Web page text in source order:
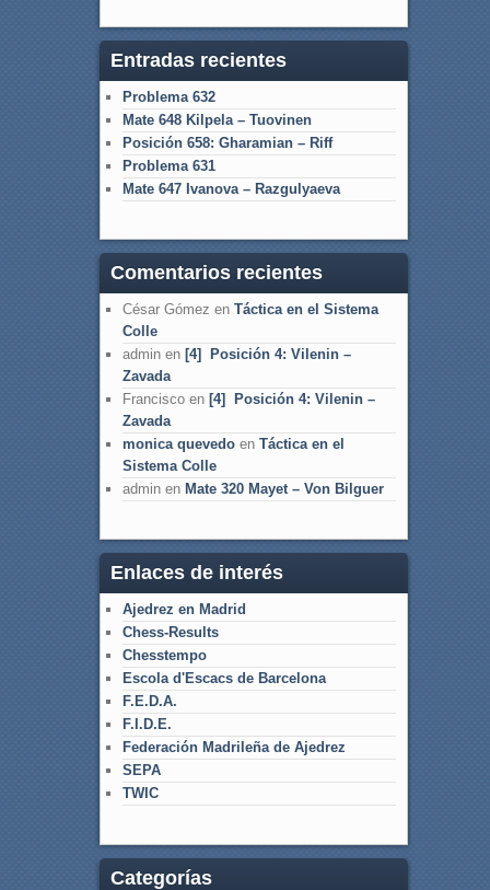
Entradas recientes
Problema 632
Mate 648 Kilpela – Tuovinen
Posición 658: Gharamian – Riff
Problema 631
Mate 647 Ivanova – Razgulyaeva
Comentarios recientes
César Gómez en Táctica en el Sistema
Colle
adminen [4] Posición 4: Vilenin –
Zavada
Franciscoen [4] Posición 4: Vilenin –
Zavada
monica quevedoen Táctica en el
Sistema Colle
adminen Mate 320 Mayet – Von Bilguer
Enlaces de interés
Ajedrez en Madrid
Chess-Results
Chesstempo
Escola d'Escacs de Barcelona
F.E.D.A.
F.I.D.E.
Federación Madrileña de Ajedrez
SEPA
TWIC
Categorías